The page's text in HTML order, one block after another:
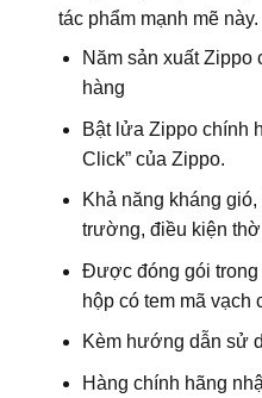
tác phẩm mạnh mẽ này.
Năm sản xuất Zippo
hàng
Bật lửa Zippo chính
Click” của Zippo.
Khả năng kháng
trường, điều kiện
Được đóng gói trong
hộp có tem mã vạch
Kèm hướng dẫn sử
Hàng chính hãng